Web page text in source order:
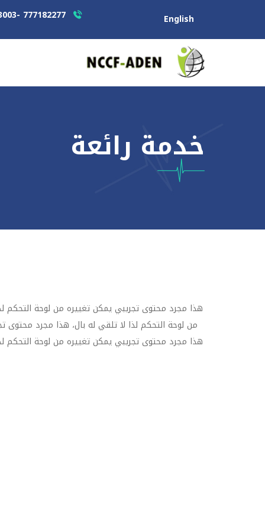
English
خدمة رائعة
هذا مجرد محتوى تجريبي يمكن تغييره من لوحة التحكم
من لوحة التحكم لذا لا تلقي له بال، هذا مجرد محتوى
هذا مجرد محتوى تجريبي يمكن تغييره من لوحة التحكم